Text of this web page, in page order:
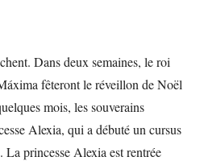
Dans deux semaines, le roi
fêteront le réveillon de Noël
mois, les souverains
Alexia, qui a débuté un cursus
La princesse Alexia est rentrée